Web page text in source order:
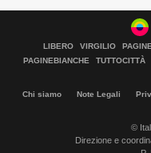
LIBERO VIRGILIO
PAGINEBIANCHE
TUTTOCITTÀ
Chi siamo Note Legali
©
Direzione e